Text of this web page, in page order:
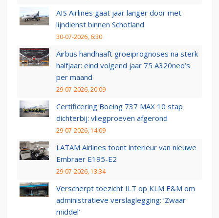
AIS Airlines gaat jaar langer door met
lijndienst binnen Schotland
30-07-2026, 6:30
Airbus handhaaft groeiprognoses na sterk
halfjaar: eind volgend jaar 75 A320neo’s
per maand
29-07-2026, 20:09
Certificering Boeing 737 MAX 10 stap
dichterbij: vliegproeven afgerond
29-07-2026, 14:09
LATAM Airlines toont interieur van nieuwe
Embraer E195-E2
29-07-2026, 13:34
Verscherpt toezicht ILT op KLM E&M om
administratieve verslaglegging: ‘Zwaar
middel’